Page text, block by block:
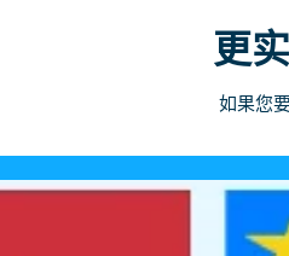
更
如果您